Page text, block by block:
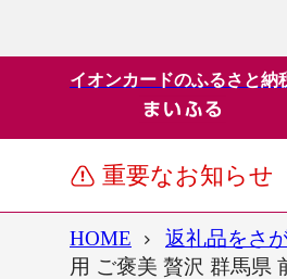
イオンカードのふるさと納
重要なお知らせ
HOME 返礼品をさ
用 ご褒美 贅沢 群馬県